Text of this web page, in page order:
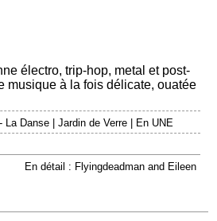
électro, trip-hop, metal et post-
musique à la fois délicate, ouatée
La Danse |Jardin de Verre
En UNE
En détail : Flyingdeadman and Eileen